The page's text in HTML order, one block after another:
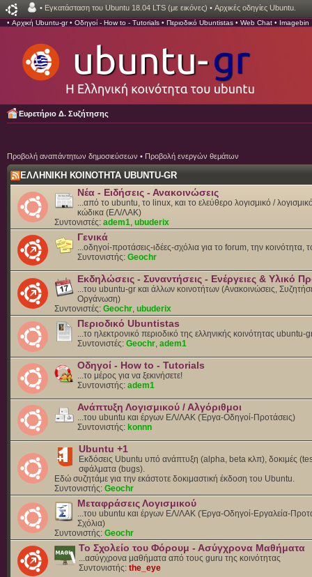
• Εγκατάσταση του Ubuntu 18.04 LTS (με εικόνες) • Αρχικές οδηγίες Ubuntu.
• Αρχική Ubuntu-gr• Οδηγοί - How to - Tutorials • Περιοδικό Ubuntistas • Web Chat • Imagebin
Ευρετήριο Δ. Συζήτησης
Προβολή αναπάντητων δημοσιεύσεων • Προβολή ενεργών θεμάτων
ΕΛΛΗΝΙΚΗ ΚΟΙΝΟΤΗΤΑ UBUNTU-GR
Νέα - Ειδήσεις - Ανακοινώσεις
...από το ubuntu, το linux, και το ελεύθερο λογισμικό /
κώδικα (ΕΛ/ΛΑΚ)
Συντονιστές: adem1 ubuderix
Γενικά
...οδηγοί-προτάσεις-ιδέες-σχόλια για το forum, την κοινότητα,
Συντονιστής: Geochr
Εκδηλώσεις - Συναντήσεις - Ενέργειες & Υλικό
...του ubuntu-gr και άλλων κοινοτήτων (Ανακοινώσεις,
Οργάνωση)
Συντονιστές: Geochr ubuderix
Περιοδικό Ubuntistas
...το ηλεκτρονικό περιοδικό της ελληνικής κοινότητας ubuntu-
Συντονιστές: Geochr adem1
Οδηγοί - How to - Tutorials
...το μέρος για να ξεκινήσετε!
Συντονιστής: adem1
Ανάπτυξη Λογισμικού / Αλγόριθμοι
...του ubuntu και έργων ΕΛ/ΛΑΚ (Έργα-Οδηγοί-Προτάσεις)
Συντονιστής: konnn
Ubuntu +1
Εκδόσεις Ubuntu υπό ανάπτυξη (alpha, beta κλπ), δοκιμές
σφάλματα (bugs).
Eδώ συζητάμε για την εκάστοτε δοκιμαστική έκδοση του Ubuntu.
Συντονιστής: Geochr
Μεταφράσεις Λογισμικού
...του ubuntu και έργων ΕΛ/ΛΑΚ (Έργα-Οδηγοί-Εργαλεία-
Σχόλια)
Συντονιστής: Geochr
Το Σχολείο του Φόρουμ - Ασύγχρονα Μαθήματα
...ασύγχρονα μαθήματα από τους guru της κοινότητας
Συντονιστής: the_eye